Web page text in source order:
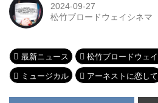
2024-09-27
松竹ブロードウェイシネマ
最新ニュース 松竹ブロードウェ
ミュージカル アーネストに恋して